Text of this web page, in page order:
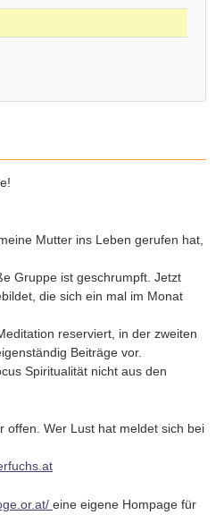
Mutter ins Leben gerufen hat,
Gruppe ist geschrumpft. Jetzt
die sich ein mal im Monat
reserviert, in der zweiten
Beiträge vor.
Spiritualität nicht aus den
offen. Wer Lust hat meldet sich bei
eine eigene Hompage für